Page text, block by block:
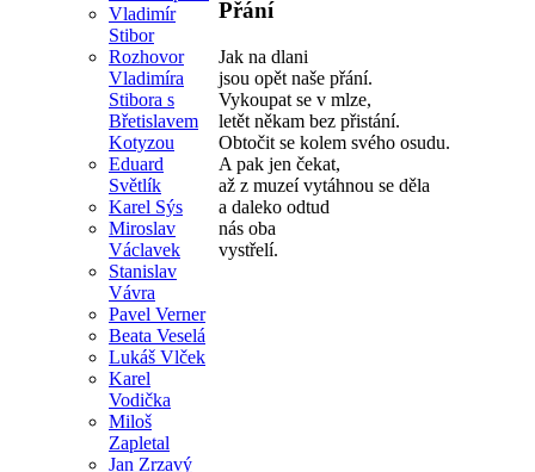
Vladimír
Stibor
Rozhovor
Vladimíra
Stibora s
Břetislavem
Kotyzou
Eduard
Světlík
Karel Sýs
Miroslav
Václavek
Stanislav
Vávra
Pavel Verner
Beata Veselá
Lukáš Vlček
Karel
Vodička
Miloš
Zapletal
Jan Zrzavý
Přání
Jak na dlani
jsou opět naše přání.
Vykoupat se v mlze,
letět někam bez přistání.
Obtočit se kolem svého osudu.
A pak jen čekat,
až z muzeí vytáhnou se děla
a daleko odtud
nás oba
vystřelí.